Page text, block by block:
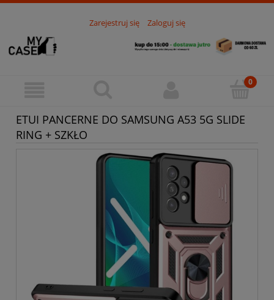
Zarejestruj się Zaloguj się
ETUI PANCERNE DO SAMSUNG A53 5G SLIDE
RING + SZKŁO